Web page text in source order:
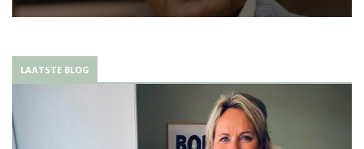
LAATSTE BLOG